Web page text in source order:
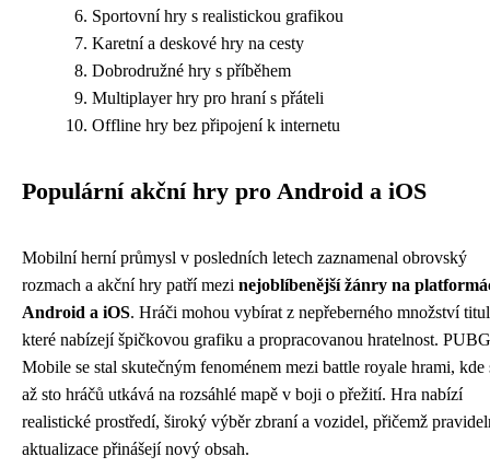
Sportovní hry s realistickou grafikou
Karetní a deskové hry na cesty
Dobrodružné hry s příběhem
Multiplayer hry pro hraní s přáteli
Offline hry bez připojení k internetu
Populární akční hry pro Android a iOS
Mobilní herní průmysl v posledních letech zaznamenal obrovský
rozmach a akční hry patří mezi nejoblíbenější žánry na
Android a iOS. Hráči mohou vybírat z nepřeberného množství
které nabízejí špičkovou grafiku a propracovanou hratelnost. PUBG
Mobile se stal skutečným fenoménem mezi battle royale hrami, kde
až sto hráčů utkává na rozsáhlé mapě v boji o přežití. Hra nabízí
realistické prostředí, široký výběr zbraní a vozidel, přičemž
aktualizace přinášejí nový obsah.